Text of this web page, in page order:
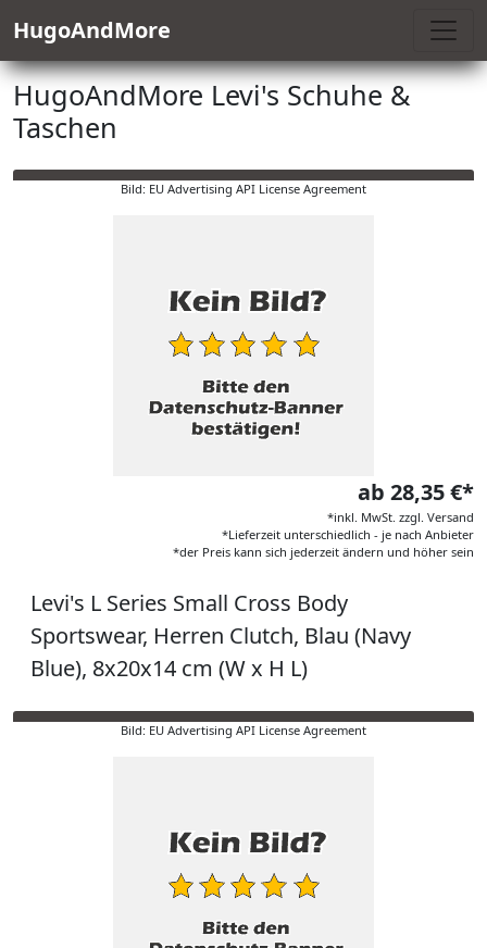
HugoAndMore
HugoAndMore Levi's Schuhe &
Taschen
Bild: EU Advertising API License Agreement
ab 28,35 €*
*inkl. MwSt. zzgl. Versand
*Lieferzeit unterschiedlich - je nach Anbieter
*der Preis kann sich jederzeit ändern und höher sein
Levi's L Series Small Cross Body
Sportswear, Herren Clutch, Blau (Navy
Blue), 8x20x14 cm (W x H L)
Bild: EU Advertising API License Agreement